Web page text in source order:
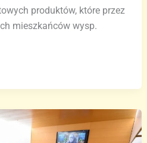
produktów, które przez
mieszkańców wysp.